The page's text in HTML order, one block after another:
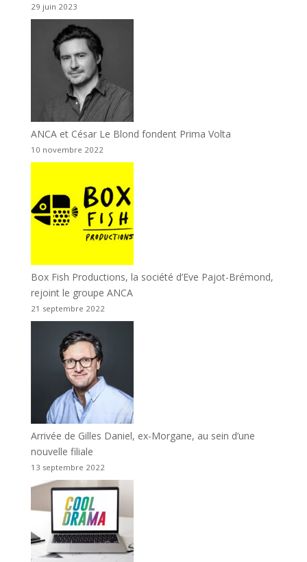
29 juin 2023
ANCA et César Le Blond fondent Prima Volta
10 novembre 2022
Box Fish Productions, la société d’Eve Pajot-Brémond,
rejoint le groupe ANCA
21 septembre 2022
Arrivée de Gilles Daniel, ex-Morgane, au sein d’une
nouvelle filiale
13 septembre 2022